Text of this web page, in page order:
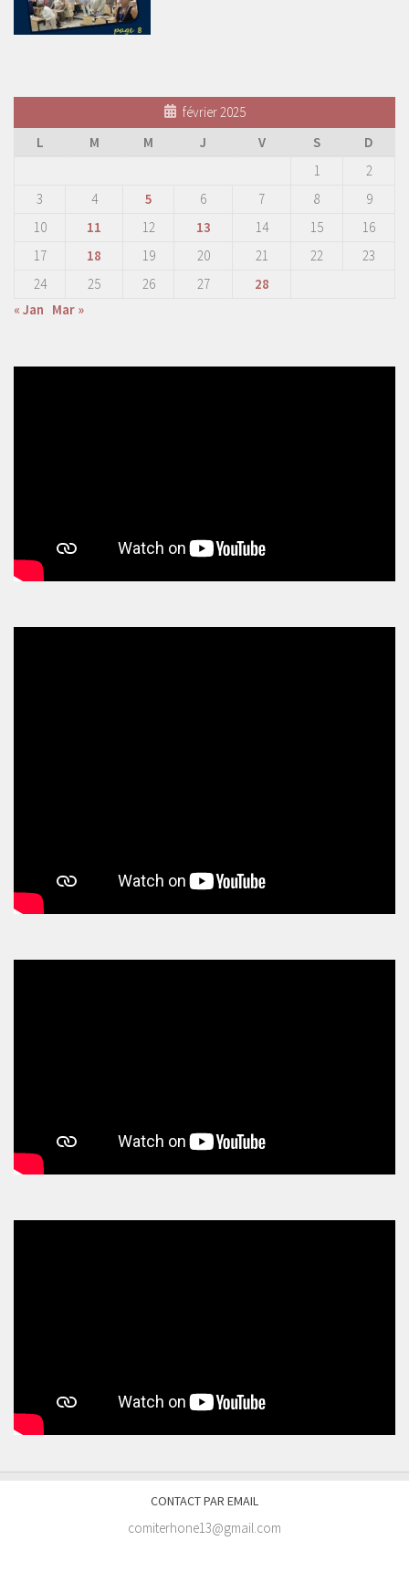
février 2025
L
M M J V S
D
1
2
3
4 5 6 7 8
9
10
11 12 13 14 15
16
17
18 19 20 21 22
23
24
25 26 27
28
« Jan Mar »
CONTACT PAR EMAIL
comiterhone13@gmail.com